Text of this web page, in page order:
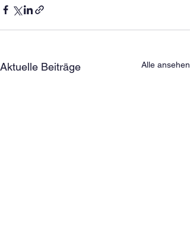
Aktuelle Beiträge Alle ansehen